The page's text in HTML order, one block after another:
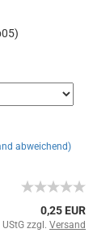
abweichend)
0,25 EUR
zzgl. Versand